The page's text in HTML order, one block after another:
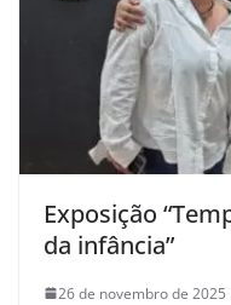
Exposição
da infância”
26 de novembro de 2025